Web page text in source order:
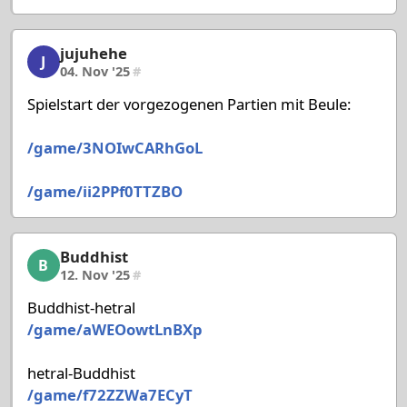
jujuhehe, 10/58, 04. Nov '25
J jujuhehe
04. Nov '25#
Spielstart der vorgezogenen Partien mit Beule:
/game/3NOIwCARhGoL
/game/ii2PPf0TTZBO
Buddhist, 11/58, 12. Nov '25
B Buddhist
12. Nov '25#
Buddhist-hetral
/game/aWEOowtLnBXp
hetral-Buddhist
/game/f72ZZWa7ECyT